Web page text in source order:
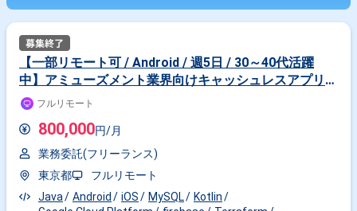
【一部リモート可 / Android / 週5日 / 30～40代活躍
中】アミューズメント業界向けキャッシュレスアプリ開
発エンジニア
フルリモート
800,000円/月
業務委託(フリーランス)
東京都
フルリモート
Java
Android iOS MySQL
Kotlin